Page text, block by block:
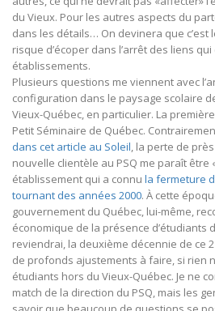
du Vieux. Pour les autres aspects du
dans les détails… On devinera que c’est
risque d’écoper dans l’arrêt des liens
établissements.
Plusieurs questions me viennent avec
configuration dans le paysage scolaire
Vieux-Québec, en particulier. La
Petit Séminaire de Québec.
dans cet article au Soleil, la perte de
nouvelle clientèle au PSQ me paraît être
établissement qui a connu la fermeture
tournant des années 2000. À cette
gouvernement du Québec, lui-même,
économique de la présence d’étudiants
reviendrai, la deuxième décennie de ce
de profonds ajustements à faire, si rien
étudiants hors du Vieux-Québec. Je ne
match de la direction du PSQ, mais les